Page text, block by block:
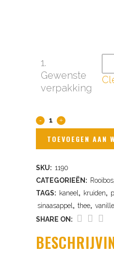
1.
Gewenste
verpakking
Rooibos
Zoulou
TOEVOEGEN AAN
SKU: 1190
CATEGORIEËN: Rooibos
TAGS: kaneel , kruiden,
sinaasappel , thee, vanille
SHARE ON: